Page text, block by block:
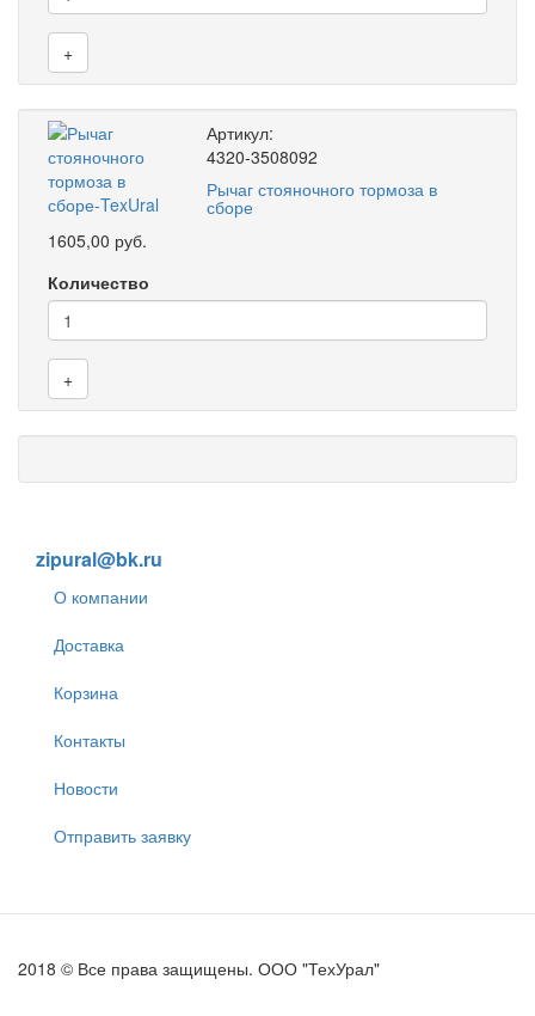
+
Артикул:
4320-3508092
Рычаг стояночного тормоза в
сборе
1605,00 руб.
Количество
+
zipural@bk.ru
О компании
Доставка
Корзина
Контакты
Новости
Отправить заявку
2018 © Все права защищены. ООО "ТехУрал"